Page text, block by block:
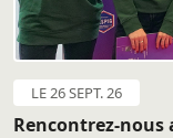
LE 26 SEPT. 26
Rencontrez-nous